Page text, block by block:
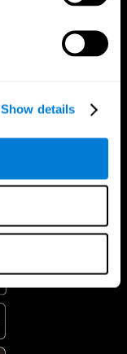
Show details